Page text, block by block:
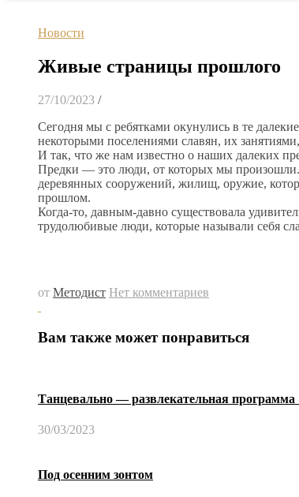
Новости
Живые страницы прошлого
27/10/2023 /
Сегодня мы с ребятками окунулись в те
некоторыми поселениями славян, их
И так, что же нам известно о наших далеких
Предки — это люди, от которых мы произошли.
деревянных сооружений, жилищ, оружие,
прошлом.
Когда-то, давным-давно существовала
трудолюбивые люди, которые называли себя
от Методист Нет комментариев
Вам также может понравиться
Танцевально — развлекательная программа
30/03/2023
Под осенним зонтом